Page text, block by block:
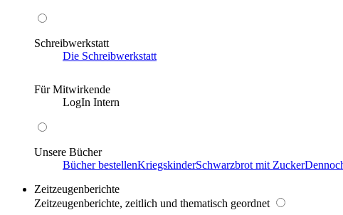
Schreibwerkstatt
Die Schreibwerkstatt
Für Mitwirkende
LogIn Intern
Unsere Bücher
Bücher bestellenKriegskinderSchwarzbrot mit Zucker
Zeitzeugenberichte
Zeitzeugenberichte, zeitlich und thematisch geordnet